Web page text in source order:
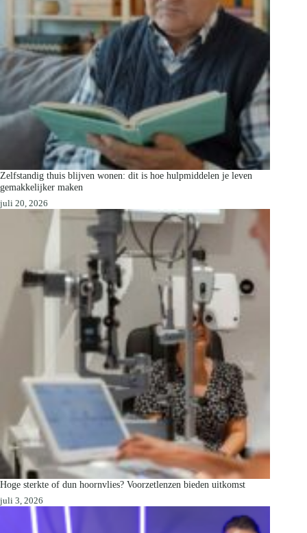
Zelfstandig thuis blijven wonen: dit is hoe hulpmiddelen je leven
gemakkelijker maken
juli 20, 2026
Hoge sterkte of dun hoornvlies? Voorzetlenzen bieden uitkomst
juli 3, 2026